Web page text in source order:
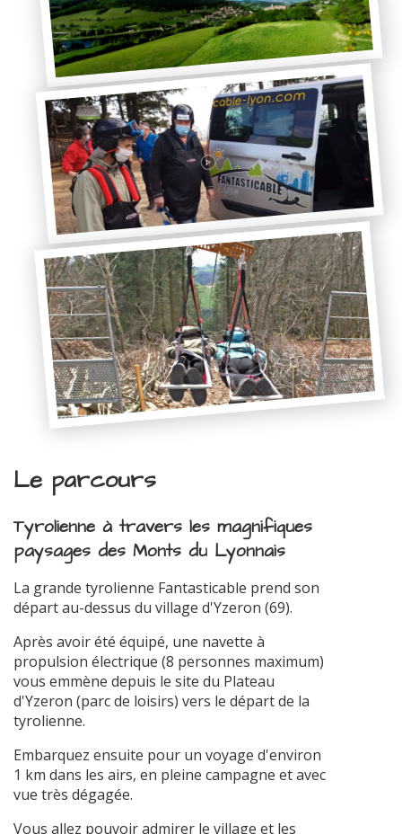
Le parcours
Tyrolienne à travers les magnifiques
paysages des Monts du Lyonnais
La grande tyrolienne Fantasticable prend son
départ au-dessus du village d'Yzeron (69).
Après avoir été équipé, une navette à
propulsion électrique (8 personnes maximum)
vous emmène depuis le site du Plateau
d'Yzeron (parc de loisirs) vers le départ de la
tyrolienne.
Embarquez ensuite pour un voyage d'environ
1 km dans les airs, en pleine campagne et avec
vue très dégagée.
Vous allez pouvoir admirer le village et les